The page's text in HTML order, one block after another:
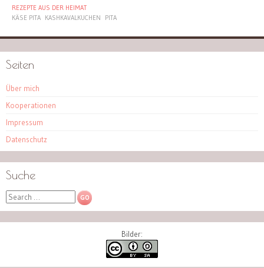
REZEPTE AUS DER HEIMAT
KÄSE PITA KASHKAVALKUCHEN PITA
Seiten
Über mich
Kooperationen
Impressum
Datenschutz
Suche
Search
Bilder: